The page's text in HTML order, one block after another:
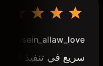
houssein_allaw_love
سريع في تنفيذ